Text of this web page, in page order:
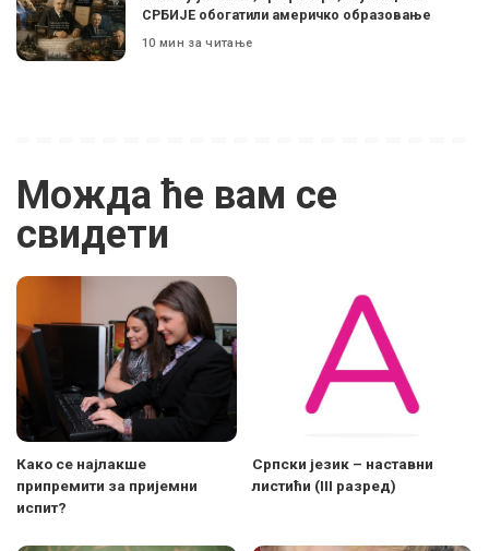
СРБИЈЕ обогатили америчко образовање
10 мин за читање
Можда ће вам се
свидети
Како се најлакше
припремити за пријемни
испит?
Српски језик – наставни
листићи (III разред)